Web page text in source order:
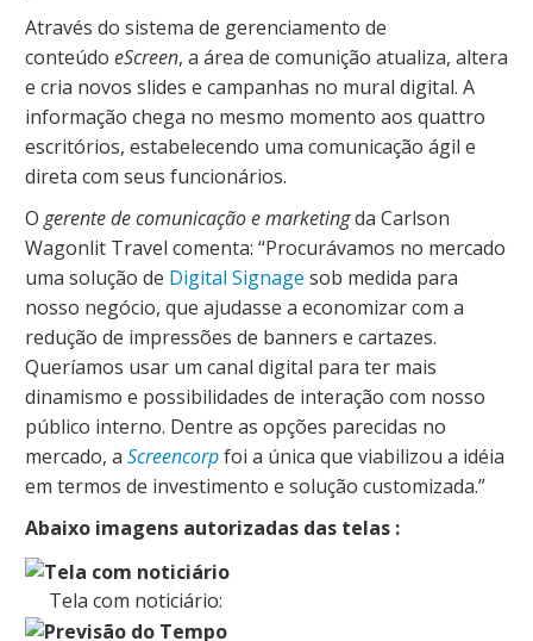
Através do sistema de gerenciamento de
conteúdo eScreen, a área de comunição atualiza, altera
e cria novos slides e campanhas no mural digital. A
informação chega no mesmo momento aos quattro
escritórios, estabelecendo uma comunicação ágil e
direta com seus funcionários.
O gerente de comunicação e marketingda Carlson
Wagonlit Travel comenta: “Procurávamos no mercado
uma solução de Digital Signage sob medida para
nosso negócio, que ajudasse a economizar com a
redução de impressões de banners e cartazes.
Queríamos usar um canal digital para ter mais
dinamismo e possibilidades de interação com nosso
público interno. Dentre as opções parecidas no
mercado, a Screencorpfoi a única que viabilizou a idéia
em termos de investimento e solução customizada.”
Abaixo imagens autorizadas das telas :
Tela com noticiário: